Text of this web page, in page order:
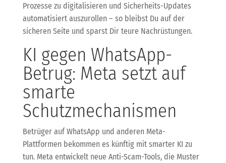
Prozesse zu digitalisieren und Sicherheits-Updates
automatisiert auszurollen – so bleibst Du auf der
sicheren Seite und sparst Dir teure Nachrüstungen.
KI gegen WhatsApp-
Betrug: Meta setzt auf
smarte
Schutzmechanismen
Betrüger auf WhatsApp und anderen Meta-
Plattformen bekommen es künftig mit smarter KI zu
tun. Meta entwickelt neue Anti-Scam-Tools, die Muster